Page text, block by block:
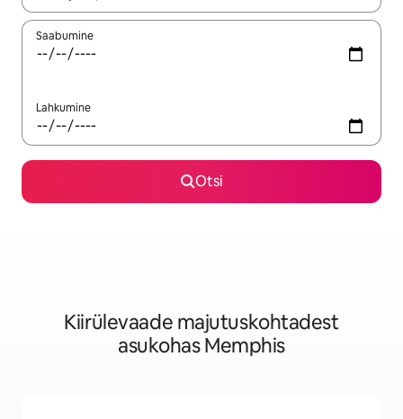
Saabumine
Lahkumine
Otsi
Kiirülevaade majutuskohtadest
asukohas Memphis